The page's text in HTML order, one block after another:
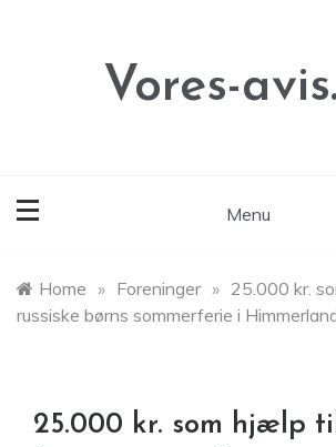
Vores-
Menu
Home » Foreninger » 25.000 kr.
russiske børns sommerferie i
25.000 kr. som hjælp